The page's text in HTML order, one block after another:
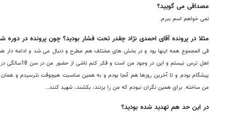
مصداقی می گویید؟
نمی خواهم اسم ببرم.
مثلا در پرونده آقای احمدی نژاد چقدر تحت فشار بودید؟ چون پرونده در دوره
فی المجموع همه اینها بود و در بخش های مختلف هم مطرح و دنبال می شد و ادامه دار
اهل ترس نیستم و
پیشگام بودم و تا آخرین روزها هم آنجا بودم و به همین مناسبت هیچوقت نترسیدم و
من ساخته. برای همین نگران نبودم که من را بزنند، بکشند، شهید کنند...
در این حد هم تهدید شده بودید؟